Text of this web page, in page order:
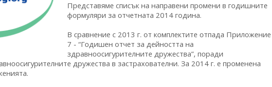
Представяме списък на направени промени в годишните
формуляри за отчетната 2014 година.
В сравнение с 2013 г. от комплектите отпада Приложение
7 - “Годишен отчет за дейността на
здравноосигурителните дружества”, поради
дружества в застрахователни. За 2014 г. е променена